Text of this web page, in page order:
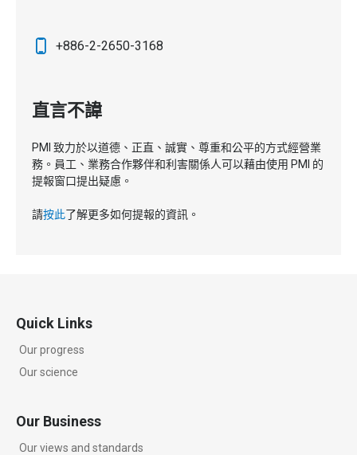
+886-2-2650-3168
直言不諱
PMI 致力於以道德、正直、誠實、尊重和公平的方式經營業
務。員工、業務合作夥伴和利害關係人可以藉由使用 PMI 的
提報窗口提出疑慮。
請按此了解更多如何提報的資訊。
Quick Links
Our progress
Our science
Our Business
Our views and standards